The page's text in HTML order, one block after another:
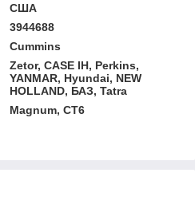
США
3944688
Cummins
Zetor, CASE IH, Perkins,
YANMAR, Hyundai, NEW
HOLLAND, БАЗ, Tatra
Magnum, CT6